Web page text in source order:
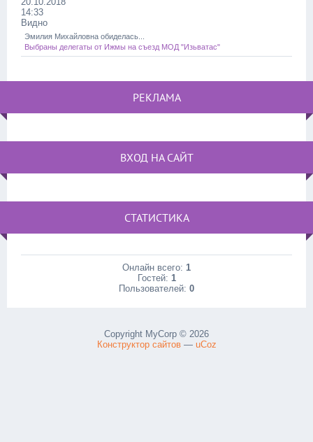
14:33
Видно
Эмилия Михайловна обиделась...
Выбраны делегаты от Ижмы на съезд МОД "Изьватас"
РЕКЛАМА
ВХОД НА САЙТ
СТАТИСТИКА
Онлайн всего: 1
Гостей: 1
Пользователей: 0
Copyright MyCorp © 2026
Конструктор сайтов— uCoz